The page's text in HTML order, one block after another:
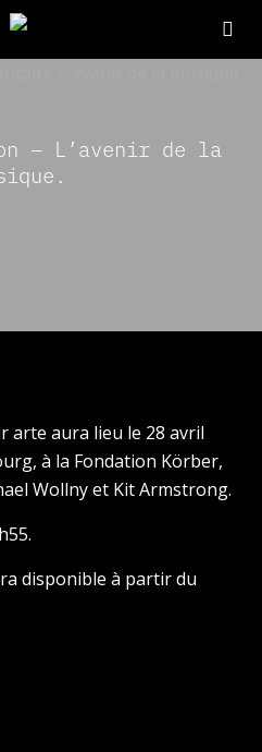
– L’avenir de la
arte aura lieu le 28 avril
à la Fondation Körber,
Wollny et Kit Armstrong.
disponible à partir du